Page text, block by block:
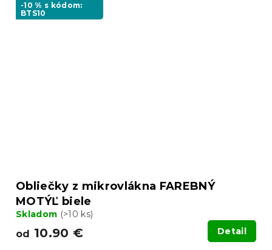
-10 % s kódom:
BTS10
Obliečky z mikrovlákna FAREBNÝ
MOTÝĽ biele
Skladom (>10 ks)
od 10.90 € Detail